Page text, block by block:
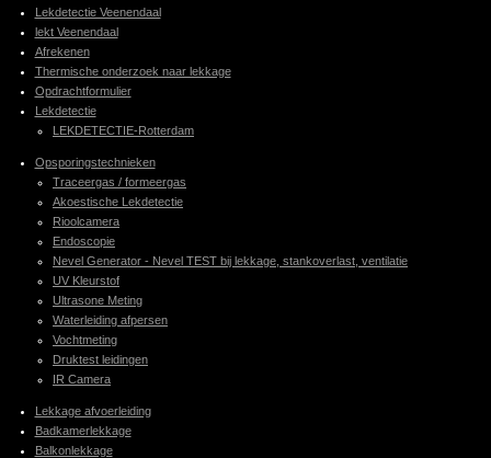
Lekdetectie Veenendaal
lekt Veenendaal
Afrekenen
Thermische onderzoek naar lekkage
Opdrachtformulier
Lekdetectie
LEKDETECTIE-Rotterdam
Opsporingstechnieken
Traceergas / formeergas
Akoestische Lekdetectie
Rioolcamera
Endoscopie
Nevel Generator - Nevel TEST bij lekkage, stankoverlast, ventilatie
UV Kleurstof
Ultrasone Meting
Waterleiding afpersen
Vochtmeting
Druktest leidingen
IR Camera
Lekkage afvoerleiding
Badkamerlekkage
Balkonlekkage